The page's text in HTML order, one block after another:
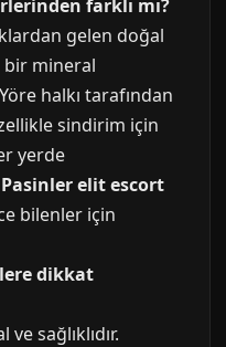
farklı mı?
gelen doğal
bir mineral
halkı tarafından
sindirim için
yerde
Pasinler elit escort
bilenler için
dikkat
sağlıklıdır.